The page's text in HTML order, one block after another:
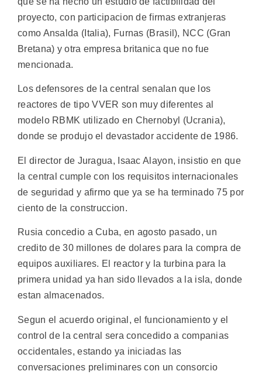
proyecto, con participacion de firmas extranjeras
como Ansalda (Italia), Furnas (Brasil), NCC (Gran
Bretana) y otra empresa britanica que no fue
mencionada.
Los defensores de la central senalan que los
reactores de tipo VVER son muy diferentes al
modelo RBMK utilizado en Chernobyl (Ucrania),
donde se produjo el devastador accidente de 1986.
El director de Juragua, Isaac Alayon, insistio en que
la central cumple con los requisitos internacionales
de seguridad y afirmo que ya se ha terminado 75 por
ciento de la construccion.
Rusia concedio a Cuba, en agosto pasado, un
credito de 30 millones de dolares para la compra de
equipos auxiliares. El reactor y la turbina para la
primera unidad ya han sido llevados a la isla, donde
estan almacenados.
Segun el acuerdo original, el funcionamiento y el
control de la central sera concedido a companias
occidentales, estando ya iniciadas las
conversaciones preliminares con un consorcio